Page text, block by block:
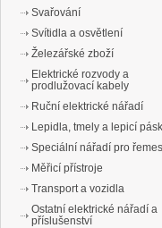
Svařování
Svítidla a osvětlení
Železářské zboží
Elektrické rozvody a
prodlužovací kabely
Ruční elektrické nářadí
Lepidla, tmely a lepicí
Speciální nářadí pro
Měřicí přístroje
Transport a vozidla
Ostatní elektrické nářadí a
příslušenství